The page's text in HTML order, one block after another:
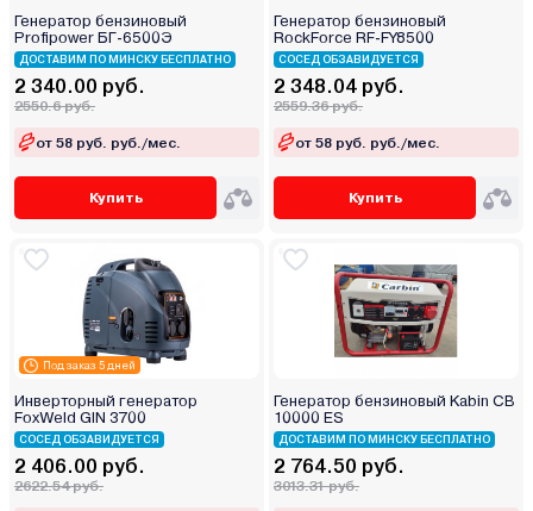
Генератор бензиновый
Profipower БГ-6500Э
ДОСТАВИМ ПО МИНСКУ БЕСПЛАТНО
2 340.00 руб.
2550.6 руб.
от 58 руб. руб./мес.
Купить
Генератор бензиновый
RockForce RF-FY8500
СОСЕД ОБЗАВИДУЕТСЯ
2 348.04 руб.
2559.36 руб.
от 58 руб. руб./мес.
Купить
Под заказ 5 дней
Инверторный генератор
FoxWeld GIN 3700
СОСЕД ОБЗАВИДУЕТСЯ
2 406.00 руб.
2622.54 руб.
Генератор бензиновый Kabin СВ
10000 ES
ДОСТАВИМ ПО МИНСКУ БЕСПЛАТНО
2 764.50 руб.
3013.31 руб.